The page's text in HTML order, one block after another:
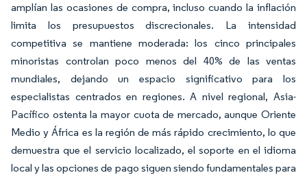
amplían las ocasiones de compra, incluso cuando la inflación
limita los presupuestos discrecionales. La intensidad
competitiva se mantiene moderada: los cinco principales
minoristas controlan poco menos del 40% de las ventas
mundiales, dejando un espacio significativo para los
especialistas centrados en regiones. A nivel regional, Asia-
Pacífico ostenta la mayor cuota de mercado, aunque Oriente
Medio y África es la región de más rápido crecimiento, lo que
demuestra que el servicio localizado, el soporte en el idioma
local y las opciones de pago siguen siendo fundamentales para